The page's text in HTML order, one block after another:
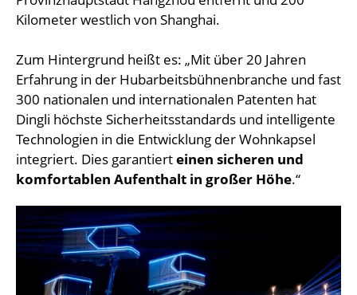
Kilometer westlich von Shanghai.
Zum Hintergrund heißt es: „Mit über 20 Jahren
Erfahrung in der Hubarbeitsbühnenbranche und fast
300 nationalen und internationalen Patenten hat
Dingli höchste Sicherheitsstandards und intelligente
Technologien in die Entwicklung der Wohnkapsel
integriert. Dies garantierteinen sicheren und
komfortablen Aufenthalt in großer Höhe.“